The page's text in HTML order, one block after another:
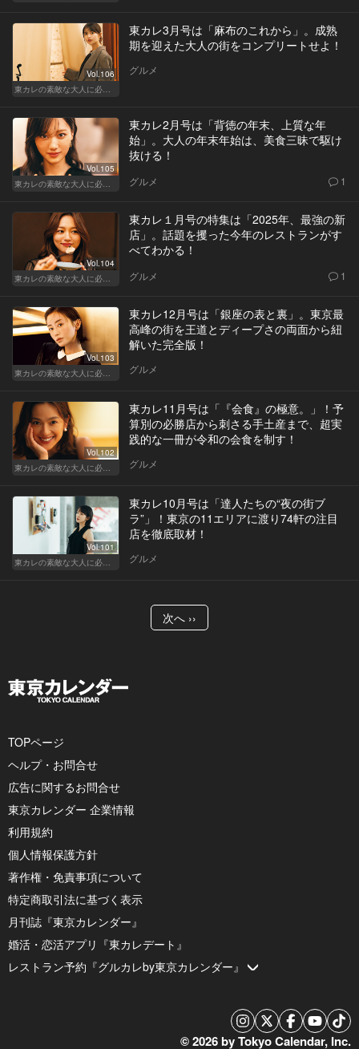
Vol.106
東カレ3月号は「麻布のこれから」。成熟
期を迎えた大人の街をコンプリートせよ！
グルメ
Vol.105
東カレ2月号は「背徳の年末、上質な年
始」。大人の年末年始は、美食三昧で駆け
抜ける！
グルメ 1
Vol.104
東カレ１月号の特集は「2025年、最強の新
店」。話題を攫った今年のレストランがす
べてわかる！
グルメ 1
Vol.103
東カレ12月号は「銀座の表と裏」。東京最
高峰の街を王道とディープさの両面から紐
解いた完全版！
グルメ
Vol.102
東カレ11月号は「『会食』の極意。」！予
算別の必勝店から刺さる手土産まで、超実
践的な一冊が令和の会食を制す！
グルメ
Vol.101
東カレ10月号は「達人たちの“夜の街ブ
ラ”」！東京の11エリアに渡り74軒の注目
店を徹底取材！
グルメ
次へ ››
TOPページ
ヘルプ・お問合せ
広告に関するお問合せ
東京カレンダー 企業情報
利用規約
個人情報保護方針
著作権・免責事項について
特定商取引法に基づく表示
月刊誌『東京カレンダー』
婚活・恋活アプリ『東カレデート』
レストラン予約『グルカレby東京カレンダー』
© 2026 by Tokyo Calendar, Inc.